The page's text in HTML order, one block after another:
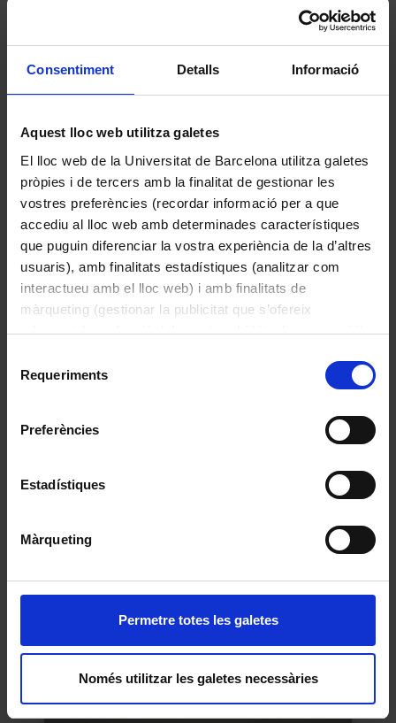
Consentiment Detalls Informació
Aquest lloc web utilitza galetes
El lloc web de la Universitat de Barcelona utilitza galetes
pròpies i de tercers amb la finalitat de gestionar les
vostres preferències (recordar informació per a que
accediu al lloc web amb determinades característiques
que puguin diferenciar la vostra experiència de la d’altres
usuaris), amb finalitats estadístiques (analitzar com
interactueu amb el lloc web) i amb finalitats de
màrqueting (gestionar la publicitat que s’ofereix
adequant-la en funció dels vostres hàbits de navegació).
consultar laPolítica de galetes del lloc web de la
Requeriments
Preferències
Estadístiques
Màrqueting
Permetre totes les galetes
Només utilitzar les galetes necessàries
Sense títol
1986